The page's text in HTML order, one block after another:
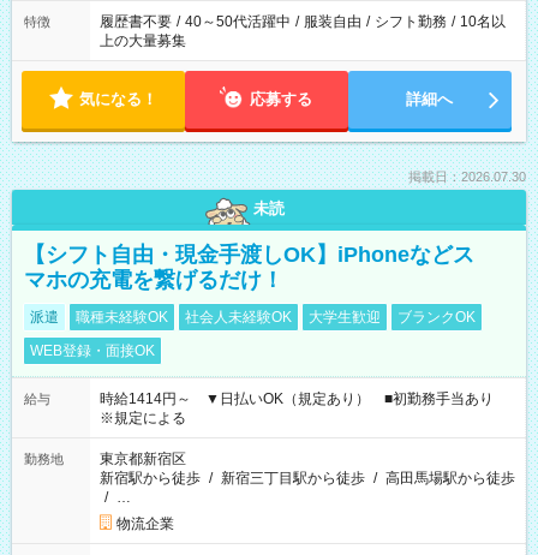
特徴 履歴書不要 / 40～50代活躍中 / 服装自由 / シフト勤務 / 10名以
上の大量募集
気になる！ 応募する 詳細へ
掲載日：2026.07.30
未読
【シフト自由・現金手渡しOK】iPhoneなどス
マホの充電を繋げるだけ！
派遣 職種未経験OK 社会人未経験OK 大学生歓迎
ブランクOK
WEB登録・面接OK
給与
時給1414円～ ▼日払いOK（規定あり） ■初勤務手当あり
※規定による
勤務地
東京都新宿区
新宿駅から徒歩 / 新宿三丁目駅から徒歩 / 高田馬場駅から徒歩
/ …
物流企業